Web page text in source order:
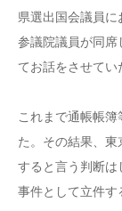
県選出国会議員に
参議院議員が同席
てお話をさせてい
これまで通帳帳
た。その結果、
すると言う判断は
事件として立件す